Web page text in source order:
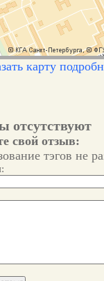
карту
отсутствуют
свой отзыв:
тэгов не